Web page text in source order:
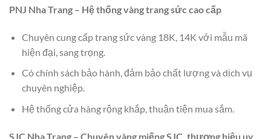
PNJ Nha Trang – Hệ thống vàng trang sức cao cấp
Chuyên cung cấp trang sức vàng 18K, 14K với mẫu mã
hiện đại, sang trọng.
Có chính sách bảo hành, đảm bảo chất lượng và dịch vụ
chuyên nghiệp.
Hệ thống cửa hàng rộng khắp, thuận tiện mua sắm.
SJC Nha Trang – Chuyên vàng miếng SJC, thương hiệu uy